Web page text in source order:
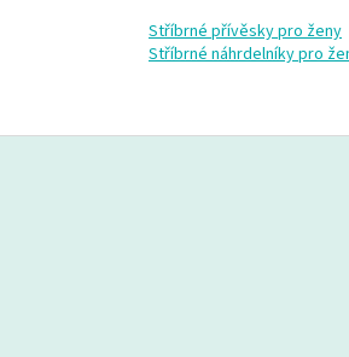
Stříbrné přívěsky pro ženy
Stříbrné náhrdelníky pro